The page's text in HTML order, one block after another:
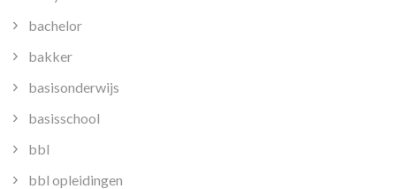
bachelor
bakker
basisonderwijs
basisschool
bbl
bbl opleidingen